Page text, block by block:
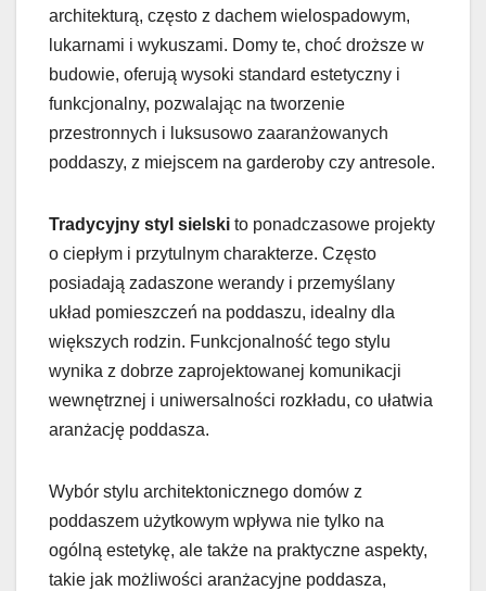
architekturą, często z dachem wielospadowym,
lukarnami i wykuszami. Domy te, choć droższe w
budowie, oferują wysoki standard estetyczny i
funkcjonalny, pozwalając na tworzenie
przestronnych i luksusowo zaaranżowanych
poddaszy, z miejscem na garderoby czy antresole.
Tradycyjny styl sielski to ponadczasowe projekty
o ciepłym i przytulnym charakterze. Często
posiadają zadaszone werandy i przemyślany
układ pomieszczeń na poddaszu, idealny dla
większych rodzin. Funkcjonalność tego stylu
wynika z dobrze zaprojektowanej komunikacji
wewnętrznej i uniwersalności rozkładu, co ułatwia
aranżację poddasza.
Wybór stylu architektonicznego domów z
poddaszem użytkowym wpływa nie tylko na
ogólną estetykę, ale także na praktyczne aspekty,
takie jak możliwości aranżacyjne poddasza,